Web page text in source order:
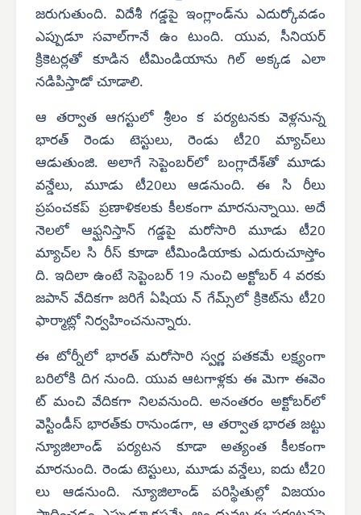
జరుగుతుంది. విదేశీ గడ్డపై ఇంగ్లాండ్‌ను ఎదుర్కోవడం
ఎప్పుడూ సవాల్‌గానే ఉం టుంది. యువ, సీనియర్
క్రికెటర్లతో కూడిన టీమిండియాను గిల్ అక్కడ ఎలా
నడిపిస్తాడో చూడాలి.
ఆ తర్వాత ఆగస్టులో శ్రీలం క పర్యటనకు వెళ్లనున్న
భారత్ రెండు టెస్టులు, రెండు టీ20 మ్యాచ్‌లు
ఆడుతుంజి. అలాగే సెప్టెంబర్‌లో బంగ్లాదేశ్‌తో మూడు
వన్డేలు, మూడు టీ20లు ఆడనుంది. ఈ సి రీలు
ప్రపంచకప్ ప్రణాళికలకు కీలకంగా మారనున్నాయి. అదే
నెలలో ఆఫ్ఘనిస్తాన్ గడ్డపై మరోసారి మూడు టీ20
మ్యాచ్‌ల సి రీస్ కూడా టీమిండియాకు ఎదురుచూస్తోం
ది. ఇదిలా ఉంటే సెప్టెంబర్ 19 నుంచి అక్టోబర్ 4 వరకు
జపాన్ వేదికగా జరిగే ఏషియ న్ గేమ్స్‌లో క్రికెట్‌ను టీ20
ఫార్మాట్లో నిర్వహించనున్నారు.
ఈ టోర్నీలో భారత్ మరోసారి స్వర్ణ పతకమే లక్ష్యంగా
బరిలోకి దిగ నుంది. యువ ఆటగాళ్లకు ఈ మెగా ఈవెం
ట్ మంచి వేదికగా నిలవనుంది. అనంతరం అక్టోబర్‌లో
వెస్టిండీస్ భారత్‌కు రానుండగా, ఆ తర్వాత భారత జట్టు
న్యూజిలాండ్ పర్యటన కూడా అత్యంత కీలకంగా
మారనుంది. రెండు టెస్టులు, మూడు వన్డేలు, ఐదు టీ20
లు ఆడనుంది. న్యూజిలాండ్ పరిస్థితుల్లో విజయం